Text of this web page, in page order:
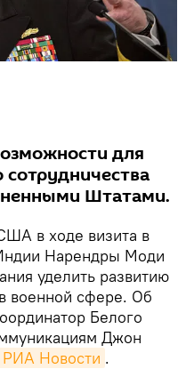
для
Штатами.
в ходе визита в
Нарендры Моди
уделить развитию
военной сфере․ Об
Белого
Джон
РИА Новости .